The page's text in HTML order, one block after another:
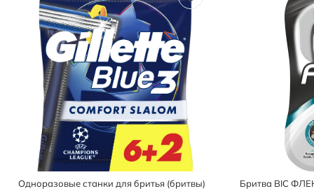
Одноразовые станки для бритья (бритвы)
Бритва BIC